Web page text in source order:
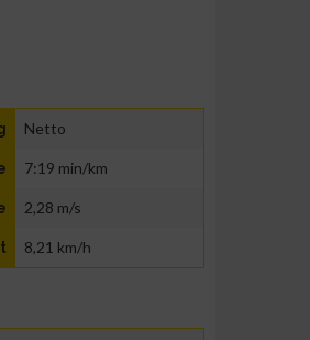
Netto
7:19 min/km
2,28 m/s
8,21 km/h